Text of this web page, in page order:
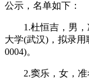
公示，名单如下：
1.杜恒吉，男，准
大学(武汉)，拟录
0004)。
2.窦乐，女，准考